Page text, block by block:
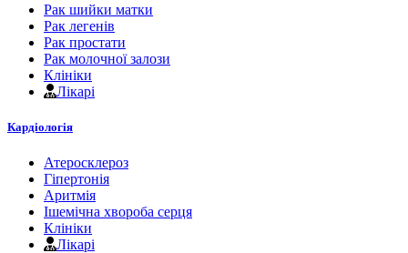
Рак шийки матки
Рак легенів
Рак простати
Рак молочної залози
Клініки
Лікарі
Кардіологія
Атеросклероз
Гіпертонія
Аритмія
Ішемічна хвороба серця
Клініки
Лікарі